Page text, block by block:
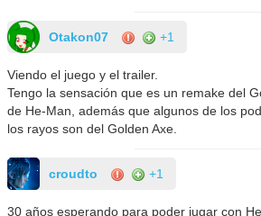
Otakon07 +1
Viendo el juego y el trailer.
Tengo la sensación que es un remake del
de He-Man, además que algunos de los
los rayos son del Golden Axe.
croudto +1
30 años esperando para poder jugar con